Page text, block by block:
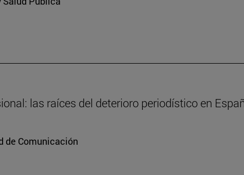
las raíces del deterioro periodístico en
de Comunicación